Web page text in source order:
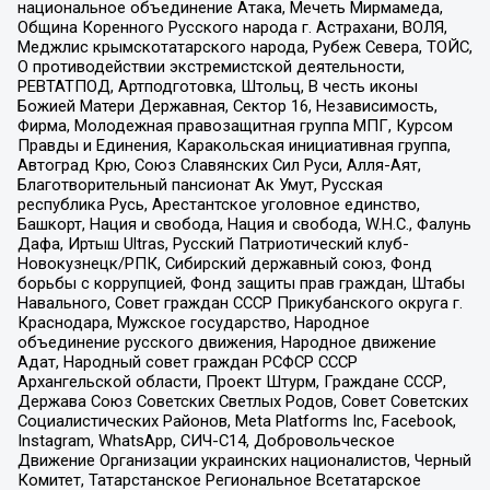
национальное объединение Атака, Мечеть Мирмамеда,
Община Коренного Русского народа г. Астрахани, ВОЛЯ,
Меджлис крымскотатарского народа, Рубеж Севера, ТОЙС,
О противодействии экстремистской деятельности,
РЕВТАТПОД, Артподготовка, Штольц, В честь иконы
Божией Матери Державная, Сектор 16, Независимость,
Фирма, Молодежная правозащитная группа МПГ, Курсом
Правды и Единения, Каракольская инициативная группа,
Автоград Крю, Союз Славянских Сил Руси, Алля-Аят,
Благотворительный пансионат Ак Умут, Русская
республика Русь, Арестантское уголовное единство,
Башкорт, Нация и свобода, Нация и свобода, W.H.С., Фалунь
Дафа, Иртыш Ultras, Русский Патриотический клуб-
Новокузнецк/РПК, Сибирский державный союз, Фонд
борьбы с коррупцией, Фонд защиты прав граждан, Штабы
Навального, Совет граждан СССР Прикубанского округа г.
Краснодара, Мужское государство, Народное
объединение русского движения, Народное движение
Адат, Народный совет граждан РСФСР СССР
Архангельской области, Проект Штурм, Граждане СССР,
Держава Союз Советских Светлых Родов, Совет Советских
Социалистических Районов, Meta Platforms Inc, Facebook,
Instagram, WhatsApp, СИЧ-С14, Добровольческое
Движение Организации украинских националистов, Черный
Комитет, Татарстанское Региональное Всетатарское